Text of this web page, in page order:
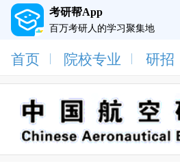
考研帮App
百万考研人的学习聚集地
首页 院校专业 研招